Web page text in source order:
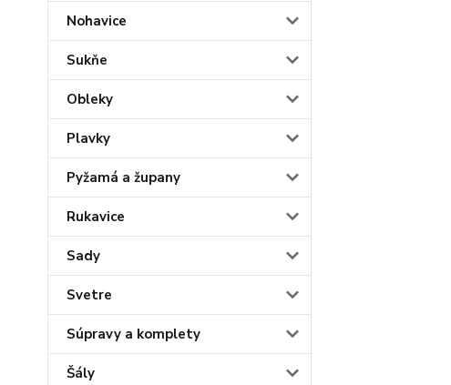
Nohavice
Sukňe
Obleky
Plavky
Pyžamá a župany
Rukavice
Sady
Svetre
Súpravy a komplety
Šály